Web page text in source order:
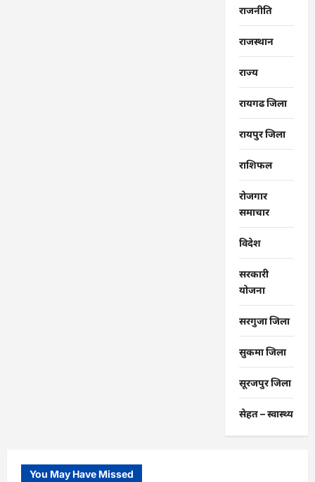
राजनीति
राजस्थान
राज्‍य
रायगढ जिला
रायपुर जिला
राशिफल
रोजगार
समाचार
विदेश
सरकारी
योजना
सरगुजा जिला
सुकमा जिला
सूरजपुर जिला
सेहत – स्‍वास्‍थ्‍य
You May Have Missed